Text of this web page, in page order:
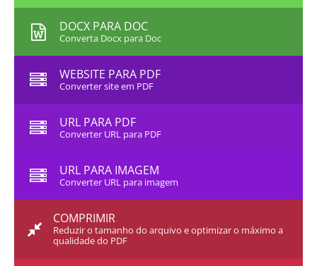
DOCX PARA DOC
Converta Docx para Doc
WEBSITE PARA PDF
Converter site em PDF
URL PARA PDF
Converter URL para PDF
URL PARA IMAGEM
Converter URL para imagem
COMPRIMIR
Reduzir o tamanho do arquivo e optimizar o máximo a
qualidade do PDF